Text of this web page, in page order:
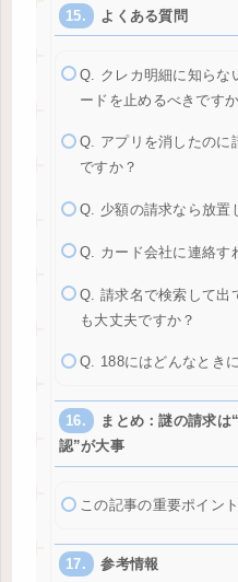
よくある質問
Q. クレカ明細に知らな
ードを止めるべきです
Q. アプリを消したのに
ですか？
Q. 少額の請求なら放置
Q. カード会社に連絡す
Q. 請求名で検索して出
も大丈夫ですか？
Q. 188にはどんなとき
まとめ：謎の請求は
認”が大事
この記事の重要ポイント
参考情報